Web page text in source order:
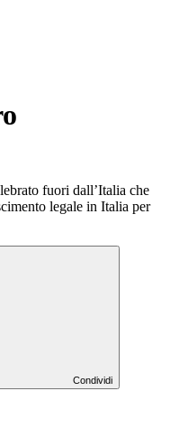
fuori dall’Italia che
legale in Italia per
Condividi